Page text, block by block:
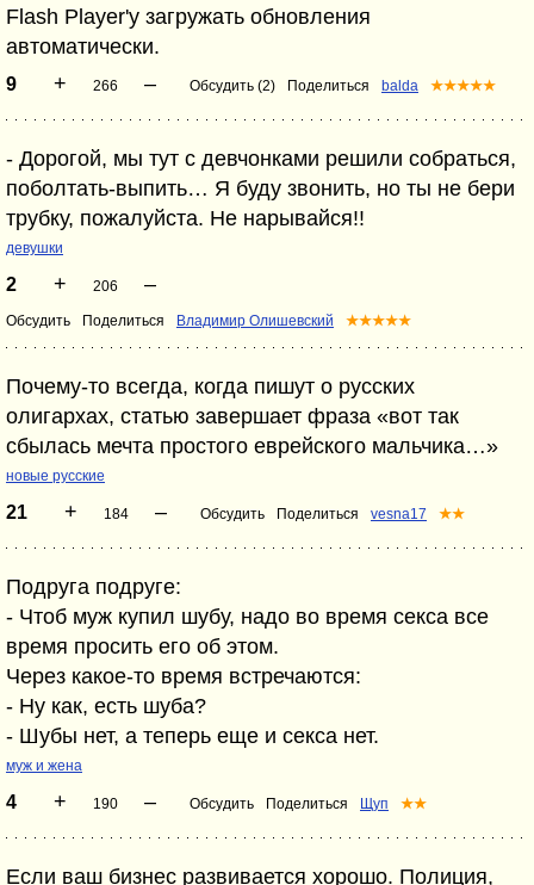
Flаsh Рlауеr'у загружать обновления
автоматически.
9 + 266 – Обсудить (2) Поделиться balda ★★★★★
- Дорогой, мы тут с девчонками решили собраться,
поболтать-выпить… Я буду звонить, но ты не бери
трубку, пожалуйста. Не нарывайся!!
девушки
2 + 206 –
Обсудить Поделиться Владимир Олишевский ★★★★★
Почему-то всегда, когда пишут о русских
олигархах, статью завершает фраза «вот так
сбылась мечта простого еврейского мальчика…»
новые русские
21 + 184 – Обсудить Поделиться vesna17 ★★
Подруга подруге:
- Чтоб муж купил шубу, надо во время секса все
время просить его об этом.
Через какое-то время встречаются:
- Ну как, есть шуба?
- Шубы нет, а теперь еще и секса нет.
муж и жена
4 + 190 – Обсудить Поделиться Щуп ★★
Если ваш бизнес развивается хорошо. Полиция,